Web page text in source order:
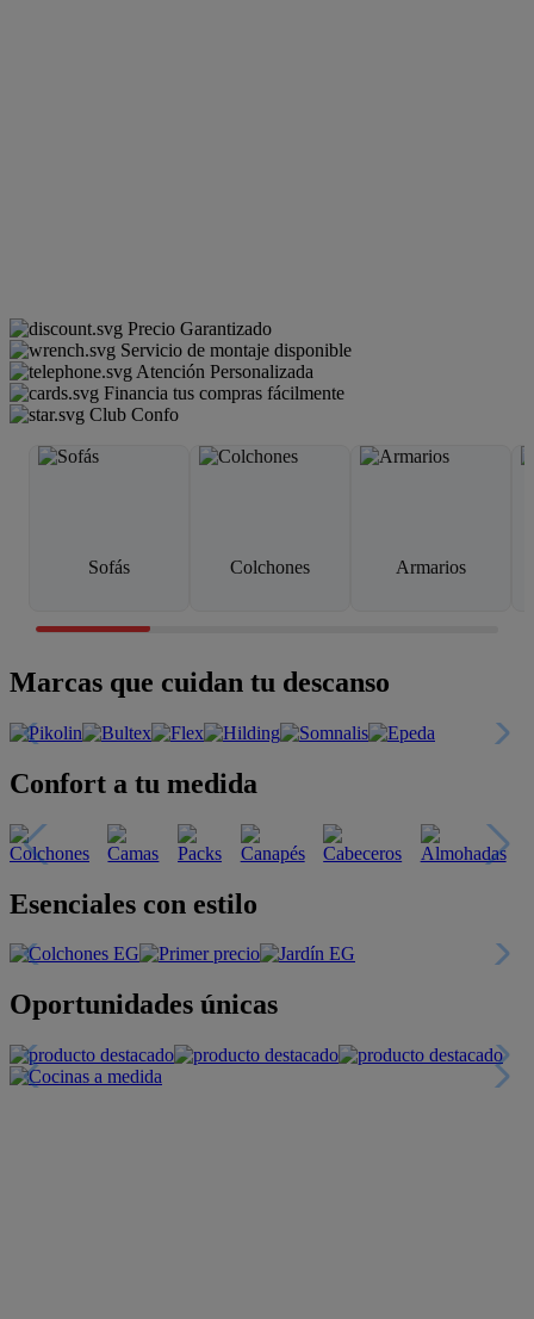
Precio Garantizado
Servicio de montaje disponible
Atención Personalizada
Financia tus compras fácilmente
Club Confo
Sofás Colchones Armarios
Marcas que cuidan tu descanso
Confort a tu medida
Esenciales con estilo
Oportunidades únicas